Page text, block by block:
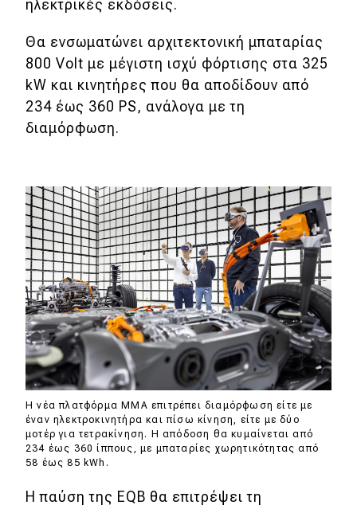
eDRIVE
DRIVE USED
ηλεκτρικές εκδόσεις.
Θα ενσωματώνει αρχιτεκτονική μπαταρίας
800 Volt με μέγιστη ισχύ φόρτισης στα 325
kW και κινητήρες που θα αποδίδουν από
234 έως 360 PS, ανάλογα με τη
διαμόρφωση.
Η νέα πλατφόρμα MMA επιτρέπει διαμόρφωση είτε με
έναν ηλεκτροκινητήρα και πίσω κίνηση, είτε με δύο
μοτέρ για τετρακίνηση. Η απόδοση θα κυμαίνεται από
234 έως 360 ίππους, με μπαταρίες χωρητικότητας από
58 έως 85 kWh.
Η παύση της EQB θα επιτρέψει τη